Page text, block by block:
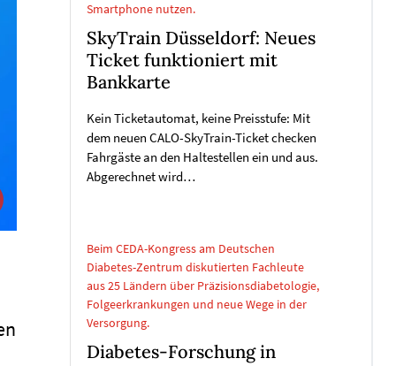
Smartphone nutzen.
SkyTrain Düsseldorf: Neues
Ticket funktioniert mit
Bankkarte
Kein Ticketautomat, keine Preisstufe: Mit
dem neuen CALO-SkyTrain-Ticket checken
Fahrgäste an den Haltestellen ein und aus.
Abgerechnet wird…
Beim CEDA-Kongress am Deutschen
Diabetes-Zentrum diskutierten Fachleute
aus 25 Ländern über Präzisionsdiabetologie,
Folgeerkrankungen und neue Wege in der
Versorgung.
Diabetes-Forschung in